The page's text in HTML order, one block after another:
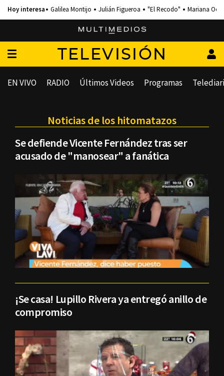
Galilea Montijo Julián Figueroa "El Recodo" Mariana
TELEVISIÓN
EN VIVO RADIO Últimos Videos Programas
Noticias de los hitomatazos
Se defiende Vicente Fernández tras ser
acusado de "manosear" a fanática
¡Se casa! Lupillo Rivera ya entregó anillo de
compromiso